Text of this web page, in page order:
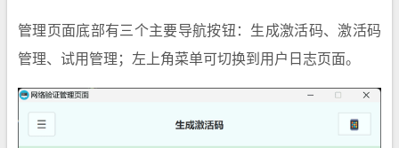
管理页面底部有三个主要导航按钮：生成激活码、激活码
管理、试用管理；左上角菜单可切换到用户日志页面。